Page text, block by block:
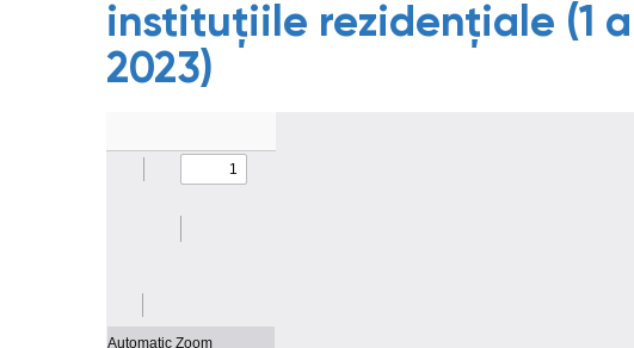
instituțiile rezidențiale (1
2023)